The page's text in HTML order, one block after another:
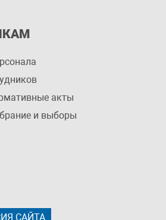
акты
и выборы
САЙТА